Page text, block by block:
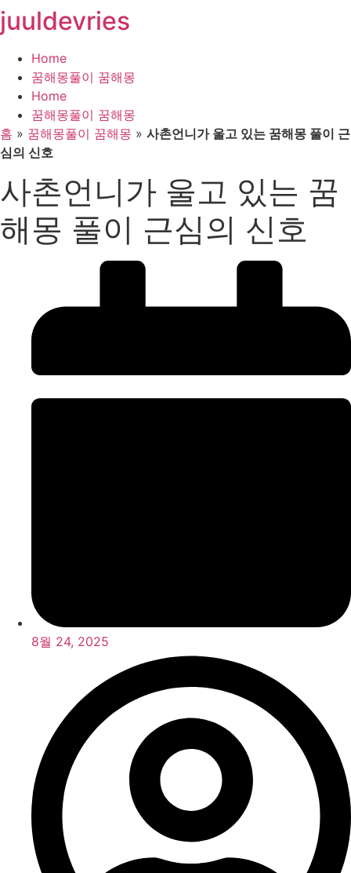
콘
텐
뛰
기
juuldevries
Home
꿈해몽풀이 꿈해몽
Home
꿈해몽풀이 꿈해몽
홈 » 꿈해몽풀이 꿈해몽 » 사촌언니가 울고 있는 꿈해몽 풀이 근
심의 신호
사촌언니가 울고 있는 꿈
해몽 풀이 근심의 신호
8월 24, 2025